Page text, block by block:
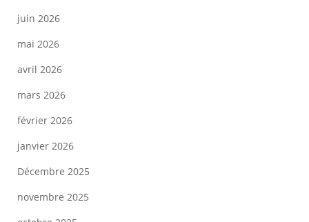
juin 2026
mai 2026
avril 2026
mars 2026
février 2026
janvier 2026
Décembre 2025
novembre 2025